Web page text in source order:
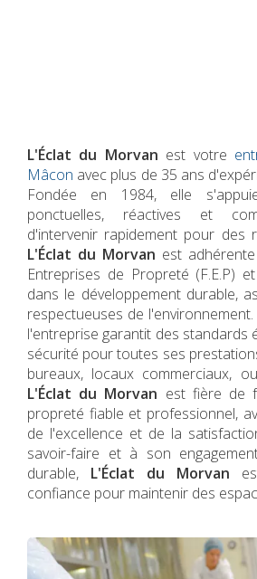
L'Éclat du Morvan est votre
Mâcon avec plus de 35 ans
Fondée en 1984, elle
ponctuelles, réactives et
d'intervenir rapidement pour des
L'Éclat du Morvan est
Entreprises de Propreté (F.E.P)
dans le développement durable,
respectueuses de
l'entreprise garantit des standards
sécurité pour toutes ses
bureaux, locaux commerciaux,
L'Éclat du Morvan est fière de
propreté fiable et professionnel,
de l'excellence et de la
savoir-faire et à son
durable, L'Éclat du Morvan
confiance pour maintenir des